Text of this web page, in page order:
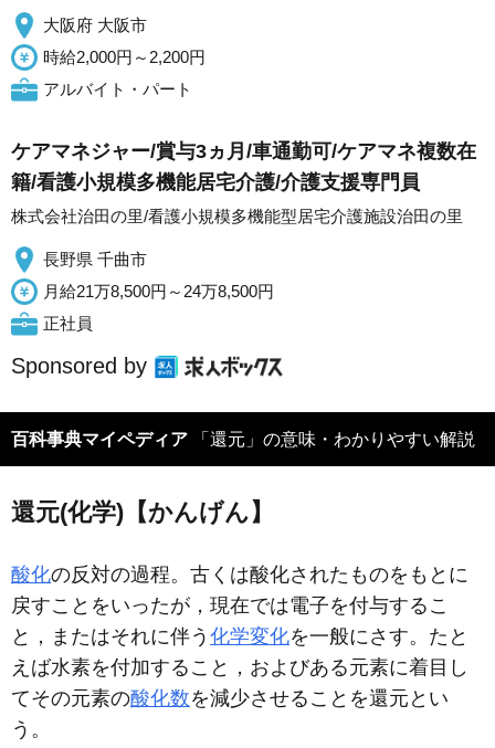
大阪府 大阪市
時給2,000円～2,200円
アルバイト・パート
ケアマネジャー/賞与3ヵ月/車通勤可/ケアマネ複数在
籍/看護小規模多機能居宅介護/介護支援専門員
株式会社治田の里/看護小規模多機能型居宅介護施設治田の里
長野県 千曲市
月給21万8,500円～24万8,500円
正社員
Sponsored by
百科事典マイペディア 「還元」の意味・わかりやすい解説
還元(化学)【かんげん】
酸化の反対の過程。古くは酸化されたものをもとに
戻すことをいったが，現在では電子を付与するこ
と，またはそれに伴う 化学変化を一般にさす。たと
えば水素を付加すること，およびある元素に着目し
てその元素の酸化数を減少させることを還元とい
う。